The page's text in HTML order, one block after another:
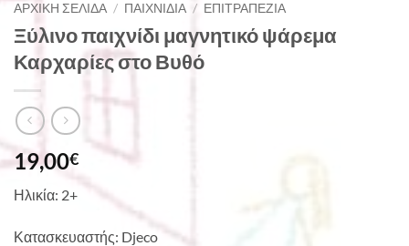
ΑΡΧΙΚΉ ΣΕΛΊΔΑ / ΠΑΙΧΝΊΔΙΑ / ΕΠΙΤΡΑΠΈΖΙΑ
Ξύλινο παιχνίδι μαγνητικό ψάρεμα
Καρχαρίες στο Βυθό
19,00€
Ηλικία: 2+
Κατασκευαστής: Djeco